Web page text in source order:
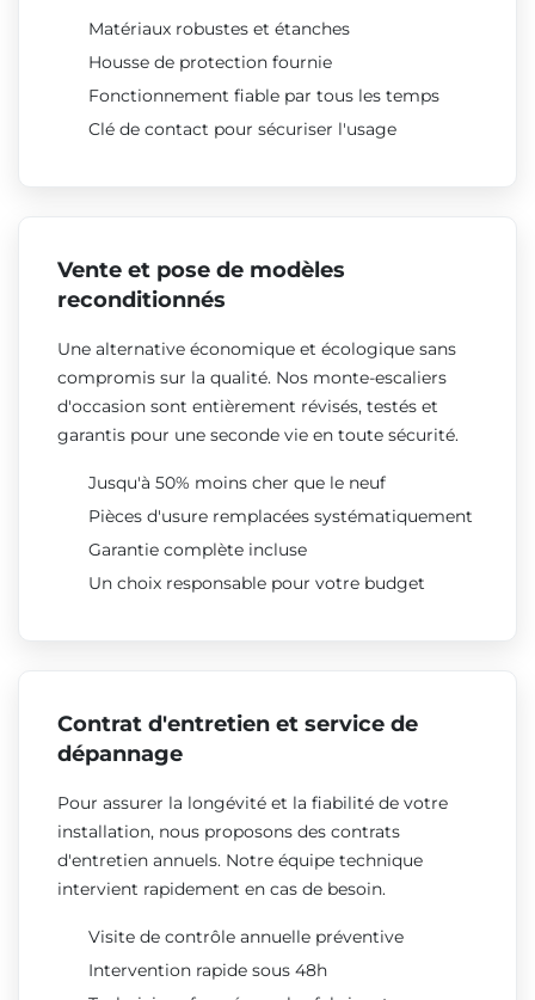
Matériaux robustes et étanches
Housse de protection fournie
Fonctionnement fiable par tous les temps
Clé de contact pour sécuriser l'usage
Vente et pose de modèles
reconditionnés
Une alternative économique et écologique sans
compromis sur la qualité. Nos monte-escaliers
d'occasion sont entièrement révisés, testés et
garantis pour une seconde vie en toute sécurité.
Jusqu'à 50% moins cher que le neuf
Pièces d'usure remplacées systématiquement
Garantie complète incluse
Un choix responsable pour votre budget
Contrat d'entretien et service de
dépannage
Pour assurer la longévité et la fiabilité de votre
installation, nous proposons des contrats
d'entretien annuels. Notre équipe technique
intervient rapidement en cas de besoin.
Visite de contrôle annuelle préventive
Intervention rapide sous 48h